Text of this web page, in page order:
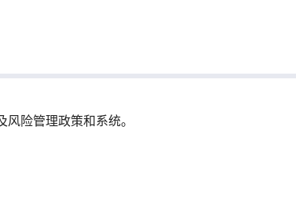
险管理政策和系统。